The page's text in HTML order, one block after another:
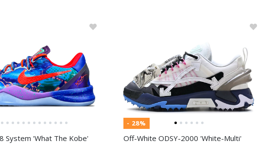
System 'What The Kobe'
- 28%
Off-White ODSY-2000 'White-Multi'